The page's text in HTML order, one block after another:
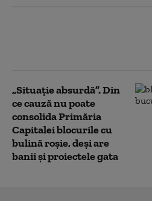
„Situaţie absurdă”. Din
ce cauză nu poate
consolida Primăria
Capitalei blocurile cu
bulină roșie, deși are
banii și proiectele gata